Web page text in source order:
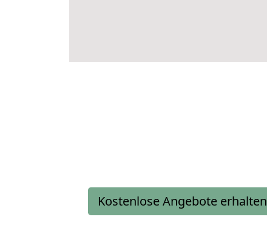
Kostenlose Angebote erhalten